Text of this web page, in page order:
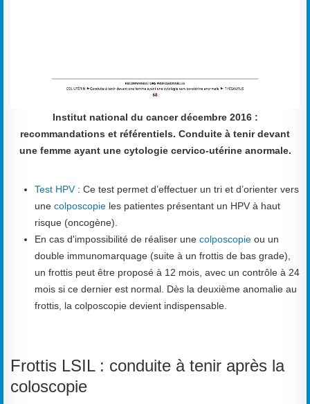
Institut national du cancer décembre 2016 :
recommandations et référentiels. Conduite à tenir devant
une femme ayant une cytologie cervico-utérine anormale.
Test HPV: Ce test permet d’effectuer un tri et d’orienter vers
une colposcopie les patientes présentant un HPV à haut
risque (oncogène).
En cas d'impossibilité de réaliser une colposcopie ou un
double immunomarquage (suite à un frottis de bas grade),
un frottis peut être proposé à 12 mois, avec un contrôle à 24
mois si ce dernier est normal. Dès la deuxième anomalie au
frottis, la colposcopie devient indispensable.
Frottis LSIL : conduite à tenir après la
coloscopie